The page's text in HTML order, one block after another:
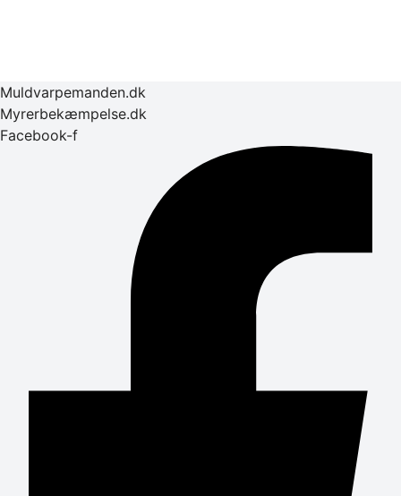
Muldvarpemanden.dk
Myrerbekæmpelse.dk
Facebook-f